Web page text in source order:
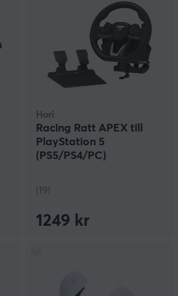
Hori
Racing Ratt APEX till
PlayStation 5
(PS5/PS4/PC)
(19)
1249 kr